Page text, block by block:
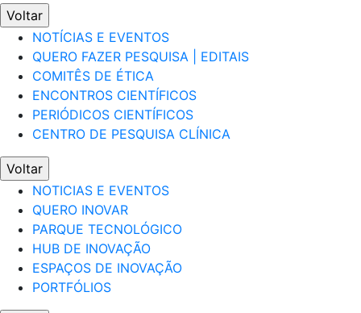
Voltar
NOTÍCIAS E EVENTOS
QUERO FAZER PESQUISA | EDITAIS
COMITÊS DE ÉTICA
ENCONTROS CIENTÍFICOS
PERIÓDICOS CIENTÍFICOS
CENTRO DE PESQUISA CLÍNICA
Voltar
NOTICIAS E EVENTOS
QUERO INOVAR
PARQUE TECNOLÓGICO
HUB DE INOVAÇÃO
ESPAÇOS DE INOVAÇÃO
PORTFÓLIOS